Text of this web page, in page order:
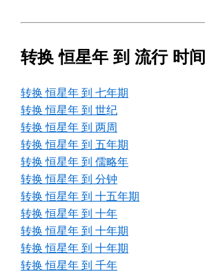
转换 恒星年 到 流行 时
转换 恒星年 到 七年期
转换 恒星年 到 世纪
转换 恒星年 到 两周
转换 恒星年 到 五年期
转换 恒星年 到 儒略年
转换 恒星年 到 分钟
转换 恒星年 到 十五年期
转换 恒星年 到 十年
转换 恒星年 到 十年期
转换 恒星年 到 十年期
转换 恒星年 到 千年